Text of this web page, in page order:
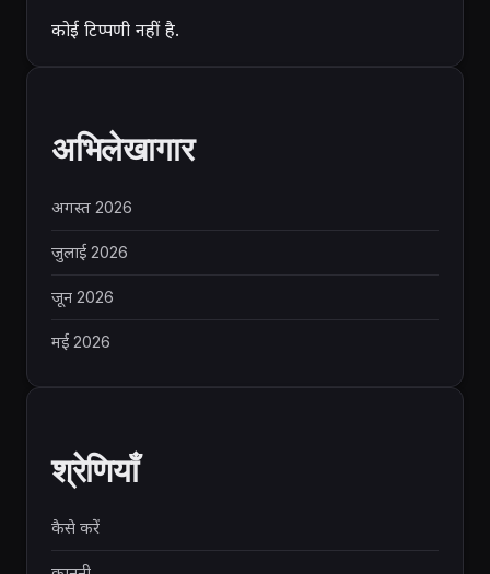
कोई टिप्पणी नहीं है.
अभिलेखागार
अगस्त 2026
जुलाई 2026
जून 2026
मई 2026
श्रेणियाँ
कैसे करें